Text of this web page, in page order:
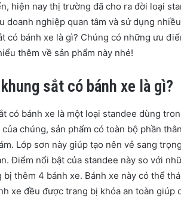
hiện nay thị trường đã cho ra đời loại
doanh nghiệp quan tâm và sử dụng
có bánh xe là gì? Chúng có những ưu
thêm về sản phẩm này nhé!
sắt có bánh xe là gì?
có bánh xe là một loại standee dùng
chúng, sản phẩm có toàn bộ phần
Lớp sơn này giúp tạo nên vẻ sang
Điểm nổi bật của standee này so với
thêm 4 bánh xe. Bánh xe này có thể
xe đều được trang bị khóa an toàn